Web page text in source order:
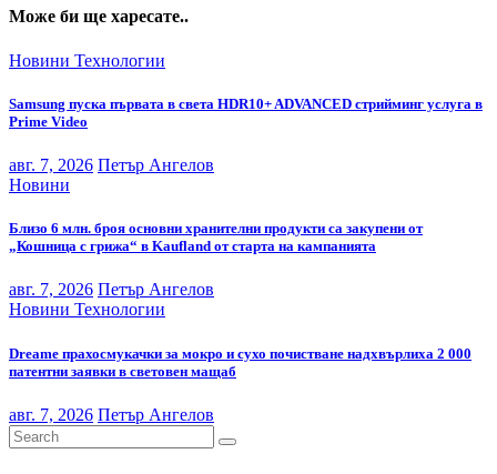
Може би ще харесате..
Новини Технологии
Samsung пуска първата в света HDR10+ ADVANCED стрийминг услуга в
Prime Video
авг. 7, 2026 Петър Ангелов
Новини
Близо 6 млн. броя основни хранителни продукти са закупени от
„Кошница с грижа“ в Kaufland от старта на кампанията
авг. 7, 2026 Петър Ангелов
Новини Технологии
Dreame прахосмукачки за мокро и сухо почистване надхвърлиха 2 000
патентни заявки в световен мащаб
авг. 7, 2026 Петър Ангелов